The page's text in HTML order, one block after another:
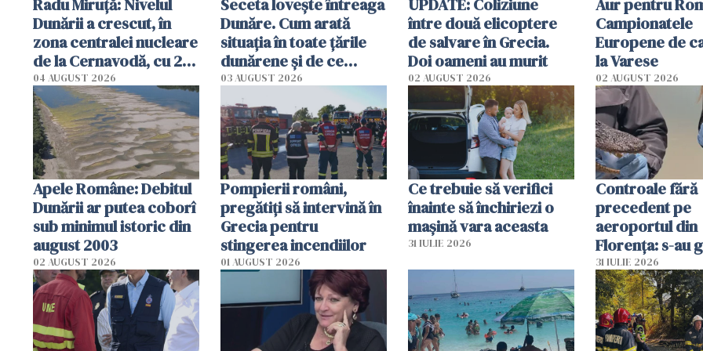
Radu Miruţă: Nivelul
Dunării a crescut, în
zona centralei nucleare
de la Cernavodă, cu 2
cm faţă de ziua trecută
04 AUGUST 2026
Seceta lovește întreaga
Dunăre. Cum arată
situația în toate țările
dunărene și de ce
România resimte
efectele, deși a plouat
în iulie
03 AUGUST 2026
UPDATE: Coliziune
între două elicoptere
de salvare în Grecia.
Doi oameni au murit
02 AUGUST 2026
Aur pentru
Campionatele
Europene de
la Varese
02 AUGUST 2026
Apele Române: Debitul
Dunării ar putea coborî
sub minimul istoric din
august 2003
02 AUGUST 2026
Pompierii români,
pregătiţi să intervină în
Grecia pentru
stingerea incendiilor
01 AUGUST 2026
Ce trebuie să verifici
înainte să închiriezi o
mașină vara aceasta
31 IULIE 2026
Controale fără
precedent pe
aeroportul din
Florența: s-au
capete de
sumă imensă
31 IULIE 2026